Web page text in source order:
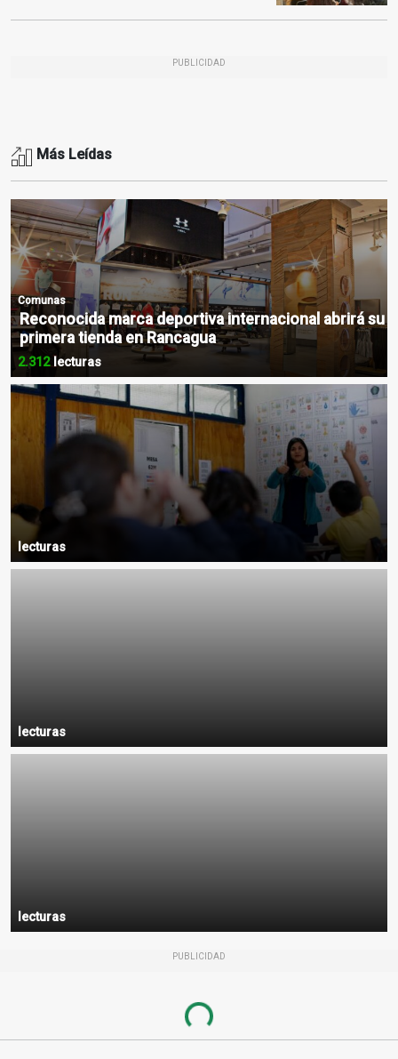
PUBLICIDAD
Más Leídas
Comunas
Reconocida marca deportiva internacional abrirá su
primera tienda en Rancagua
2.312lecturas
lecturas
lecturas
lecturas
PUBLICIDAD
Loading...